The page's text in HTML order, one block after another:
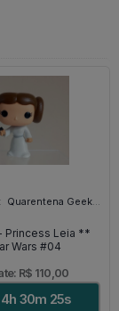
Quarentena Geek Store - SP
Princess Leia **
Raro ** - Star Wars #04
R$ 110,00
30m 23s